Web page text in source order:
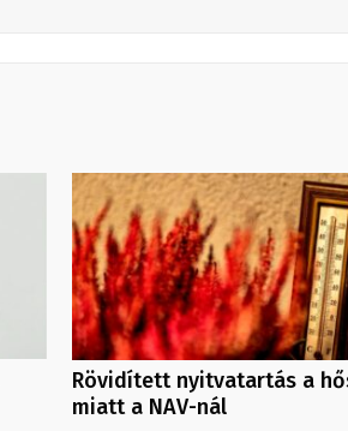
Rövidített nyitvatartás a
miatt a NAV-nál